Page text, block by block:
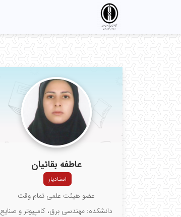
ﻋﺎﻃﻔﻪ ﺑﻘﺎﺋﯿﺎن
استادیار
عضو هیئت علمی تمام وقت
دانشکده: مهندسی برق، کامپیوتر و صنایع